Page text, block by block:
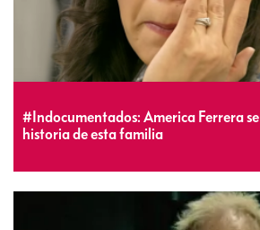
#Indocumentados: America Ferrera
historia de esta familia